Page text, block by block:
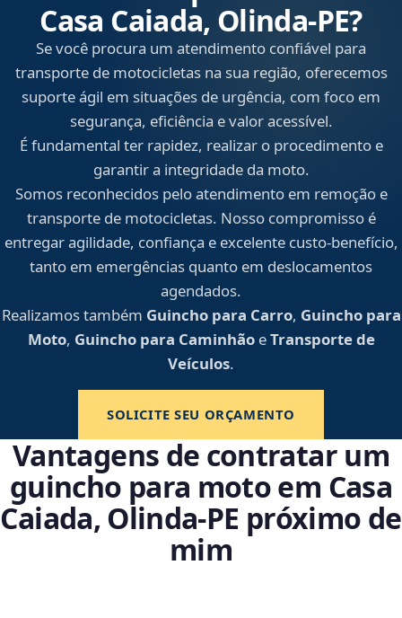
Casa Caiada, Olinda‑PE?
Se você procura um atendimento confiável para
transporte de motocicletas na sua região, oferecemos
suporte ágil em situações de urgência, com foco em
segurança, eficiência e valor acessível.
É fundamental ter rapidez, realizar o procedimento e
garantir a integridade da moto.
Somos reconhecidos pelo atendimento em remoção e
transporte de motocicletas. Nosso compromisso é
entregar agilidade, confiança e excelente custo-benefício,
tanto em emergências quanto em deslocamentos
agendados.
Realizamos também Guincho para Carro, Guincho para
Moto, Guincho para CaminhãoeTransporte de
Veículos.
SOLICITE SEU ORÇAMENTO
Vantagens de contratar um
guincho para moto em Casa
Caiada, Olinda‑PE próximo de
mim